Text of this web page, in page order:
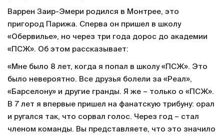
Варрен Заир-Эмери родился в Монтрее, это
пригород Парижа. Сперва он пришел в школу
«Обервилье», но через три года дорос до академии
«ПСЖ». Об этом рассказывает:
«Мне было 8 лет, когда я попал в школу «ПСЖ». Это
было невероятно. Все друзья болели за «Реал»,
«Барселону» и другие гранды. Я же – только о «ПСЖ».
В 7 лет я впервые пришел на фанатскую трибуну: орал
и ругался так, что сорвал голос. Через год – стал
членом команды. Вы представляете, что это значило